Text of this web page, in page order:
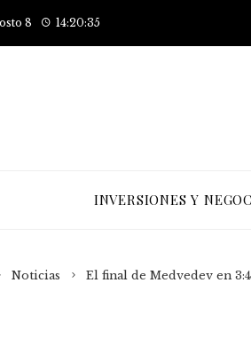
8 14:20:36
INVERSIONES Y
Noticias El final de Medvedev en